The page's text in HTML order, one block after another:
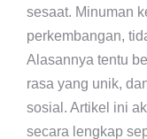
sesaat. Minuman
perkembangan,
Alasannya tentu
rasa yang unik,
sosial. Artikel ini
secara lengkap